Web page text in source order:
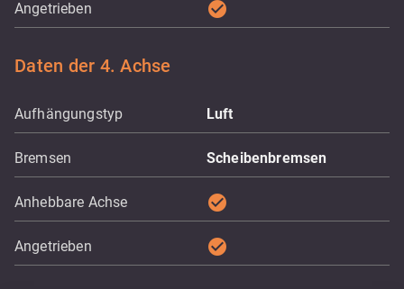
Angetrieben check_circle
Daten der 4. Achse
Aufhängungstyp Luft
Bremsen Scheibenbremsen
Anhebbare Achse check_circle
Angetrieben check_circle